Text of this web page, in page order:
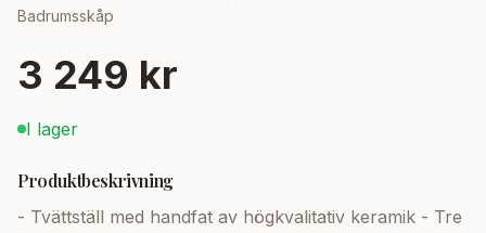
Badrumsskåp
3 249 kr
I lager
Produktbeskrivning
- Tvättställ med handfat av högkvalitativ keramik - Tre